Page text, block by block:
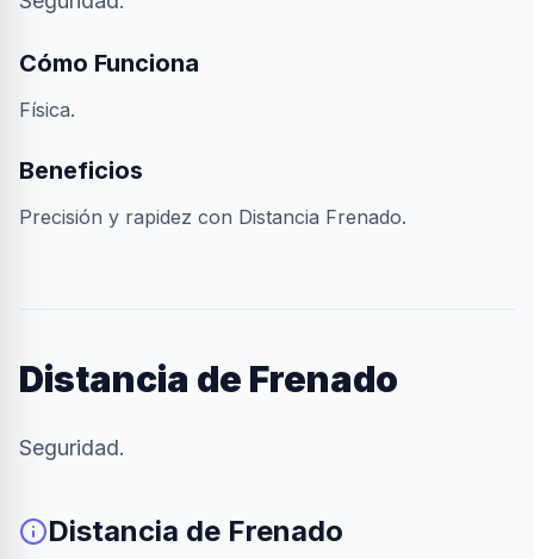
Cómo Funciona
Física.
Beneficios
Precisión y rapidez con Distancia Frenado.
Distancia de Frenado
Seguridad.
Distancia de Frenado